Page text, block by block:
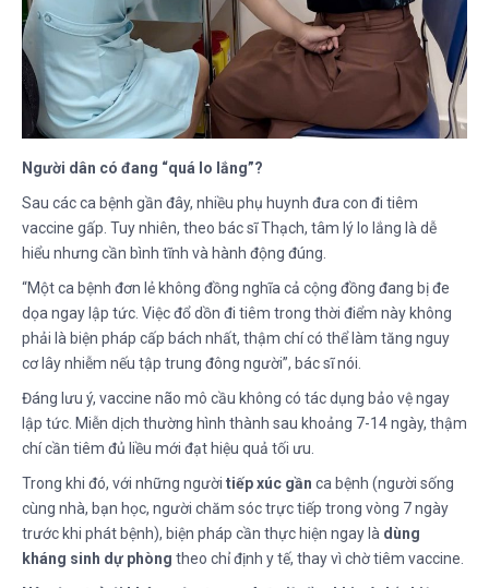
Người dân có đang “quá lo lắng”?
Sau các ca bệnh gần đây, nhiều phụ huynh đưa con đi tiêm
vaccine gấp. Tuy nhiên, theo bác sĩ Thạch, tâm lý lo lắng là dễ
hiểu nhưng cần bình tĩnh và hành động đúng.
“Một ca bệnh đơn lẻ không đồng nghĩa cả cộng đồng đang bị đe
dọa ngay lập tức. Việc đổ dồn đi tiêm trong thời điểm này không
phải là biện pháp cấp bách nhất, thậm chí có thể làm tăng nguy
cơ lây nhiễm nếu tập trung đông người”, bác sĩ nói.
Đáng lưu ý, vaccine não mô cầu không có tác dụng bảo vệ ngay
lập tức. Miễn dịch thường hình thành sau khoảng 7-14 ngày, thậm
chí cần tiêm đủ liều mới đạt hiệu quả tối ưu.
Trong khi đó, với những người tiếp xúc gần ca bệnh (người sống
cùng nhà, bạn học, người chăm sóc trực tiếp trong vòng 7 ngày
trước khi phát bệnh), biện pháp cần thực hiện ngay là dùng
kháng sinh dự phòng theo chỉ định y tế, thay vì chờ tiêm vaccine.